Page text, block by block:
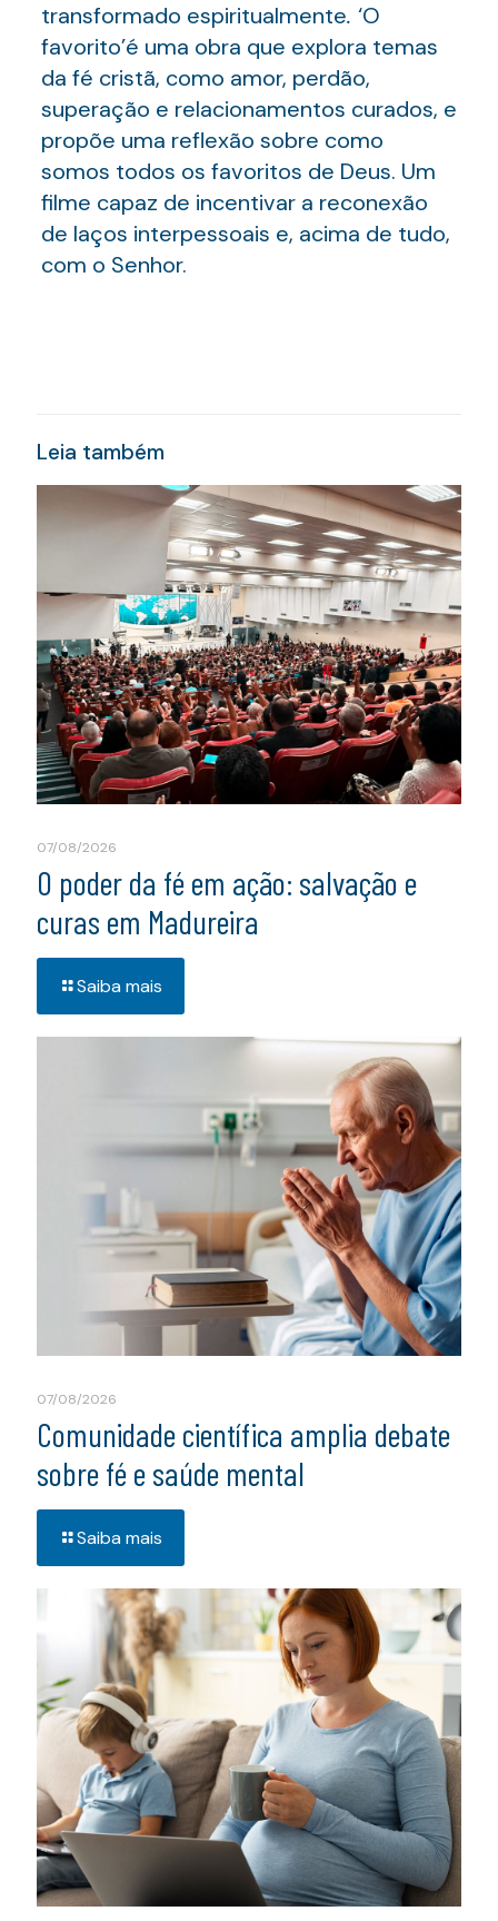
transformado espiritualmente. ‘O
favorito’é uma obra que explora temas
da fé cristã, como amor, perdão,
superação e relacionamentos curados, e
propõe uma reflexão sobre como
somos todos os favoritos de Deus. Um
filme capaz de incentivar a reconexão
de laços interpessoais e, acima de tudo,
com o Senhor.
Leia também
07/08/2026
O poder da fé em ação: salvação e
curas em Madureira
Saiba mais
07/08/2026
Comunidade científica amplia debate
sobre fé e saúde mental
Saiba mais